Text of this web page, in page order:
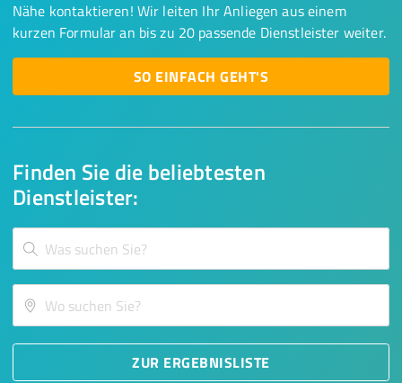
Finden Sie die beliebtesten
Dienstleister:
ZUR ERGEBNISLISTE
Nähe kontaktieren! Wir leiten Ihr Anliegen aus einem
kurzen Formular an bis zu 20 passende Dienstleister weiter.
SO EINFACH GEHT'S